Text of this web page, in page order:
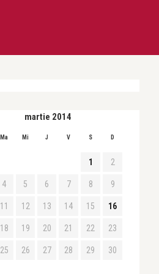
martie 2014
Ma Mi J V S D
1 2
4 5 6 7 8 9
11 12 13 14 15 16
18 19 20 21 22 23
25 26 27 28 29 30